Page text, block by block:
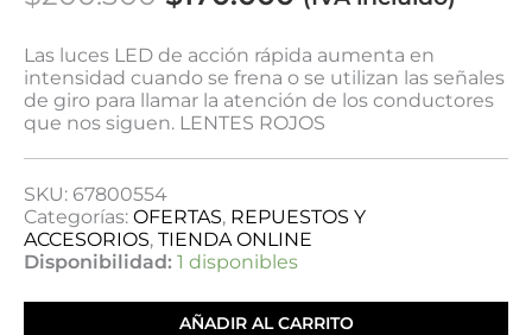
Las luces LED de acción rápida aumenta en
intensidad cuando se frena o se utilizan las señales
de giro para llamar la atención de los conductores
que nos siguen. LENTES ROJOS
SKU: 67800554
Categorías: OFERTAS, REPUESTOS Y
ACCESORIOS, TIENDA ONLINE
Disponibilidad: 1 disponibles
AÑADIR AL CARRITO